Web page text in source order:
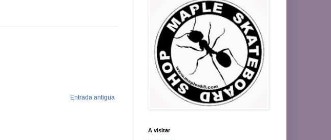
Entrada antigua
A visitar